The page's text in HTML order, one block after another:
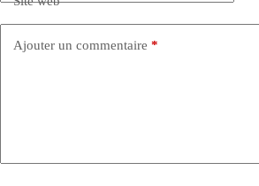
Ajouter un commentaire *